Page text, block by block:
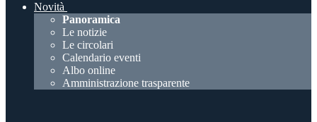
Novità
Panoramica
Le notizie
Le circolari
Calendario eventi
Albo online
Amministrazione trasparente